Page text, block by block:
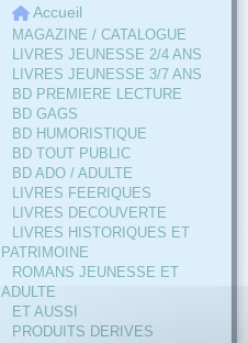
Accueil
MAGAZINE / CATALOGUE
LIVRES JEUNESSE 2/4 ANS
LIVRES JEUNESSE 3/7 ANS
BD PREMIERE LECTURE
BD GAGS
BD HUMORISTIQUE
BD TOUT PUBLIC
BD ADO / ADULTE
LIVRES FEERIQUES
LIVRES DECOUVERTE
LIVRES HISTORIQUES ET
PATRIMOINE
ROMANS JEUNESSE ET
ADULTE
ET AUSSI
PRODUITS DERIVES